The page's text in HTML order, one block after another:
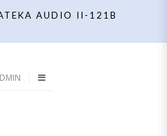
AUDIO II-121B